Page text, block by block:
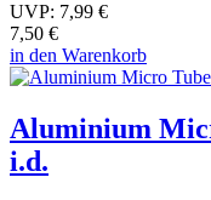
UVP: 7,99 €
7,50 €
in den Warenkorb
Aluminium
i.d.